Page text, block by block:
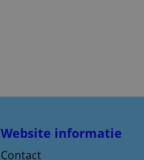
Website informatie
Contact